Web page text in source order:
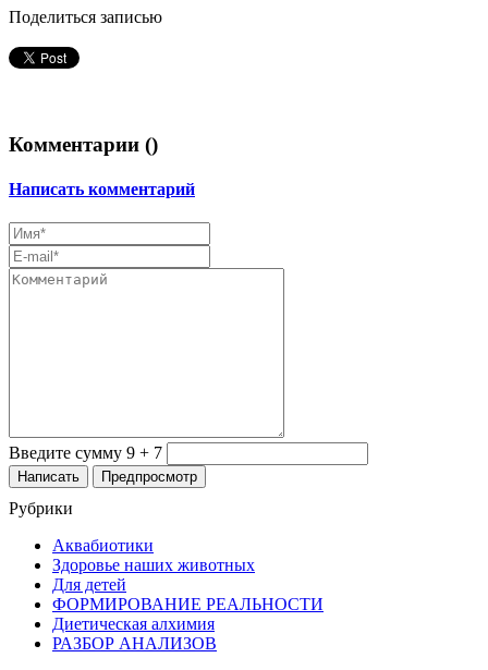
Поделиться записью
Комментарии ()
Написать комментарий
Введите сумму 9 + 7
Рубрики
Аквабиотики
Здоровье наших животных
Для детей
ФОРМИРОВАНИЕ РЕАЛЬНОСТИ
Диетическая алхимия
РАЗБОР АНАЛИЗОВ